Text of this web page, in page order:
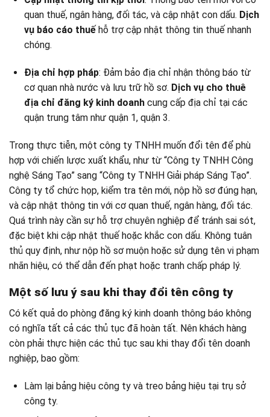
quan thuế, ngân hàng, đối tác, và cập nhật con dấu. Dịch
vụ báo cáo thuế hỗ trợ cập nhật thông tin thuế nhanh
chóng.
Địa chỉ hợp pháp: Đảm bảo địa chỉ nhận thông báo từ
cơ quan nhà nước và lưu trữ hồ sơ. Dịch vụ cho thuê
địa chỉ đăng ký kinh doanh cung cấp địa chỉ tại các
quận trung tâm như quận 1, quận 3.
Trong thực tiễn, một công ty TNHH muốn đổi tên để phù
hợp với chiến lược xuất khẩu, như từ “Công ty TNHH Công
nghệ Sáng Tạo” sang “Công ty TNHH Giải pháp Sáng Tạo”.
Công ty tổ chức họp, kiểm tra tên mới, nộp hồ sơ đúng hạn,
và cập nhật thông tin với cơ quan thuế, ngân hàng, đối tác.
Quá trình này cần sự hỗ trợ chuyên nghiệp để tránh sai sót,
đặc biệt khi cập nhật thuế hoặc khắc con dấu. Không tuân
thủ quy định, như nộp hồ sơ muộn hoặc sử dụng tên vi phạm
nhãn hiệu, có thể dẫn đến phạt hoặc tranh chấp pháp lý.
Một số lưu ý sau khi thay đổi tên công ty
Có kết quả do phòng đăng ký kinh doanh thông báo không
có nghĩa tất cả các thủ tục đã hoàn tất. Nên khách hàng
còn phải thực hiện các thủ tục sau khi thay đổi tên doanh
nghiệp, bao gồm:
Làm lại bảng hiệu công ty và treo bảng hiệu tại trụ sở
công ty.